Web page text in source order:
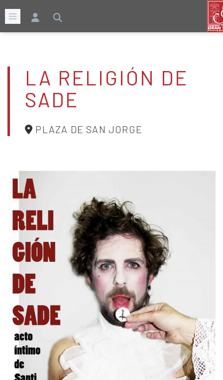
LA RELIGIÓN DE
SADE
PLAZA DE SAN JORGE